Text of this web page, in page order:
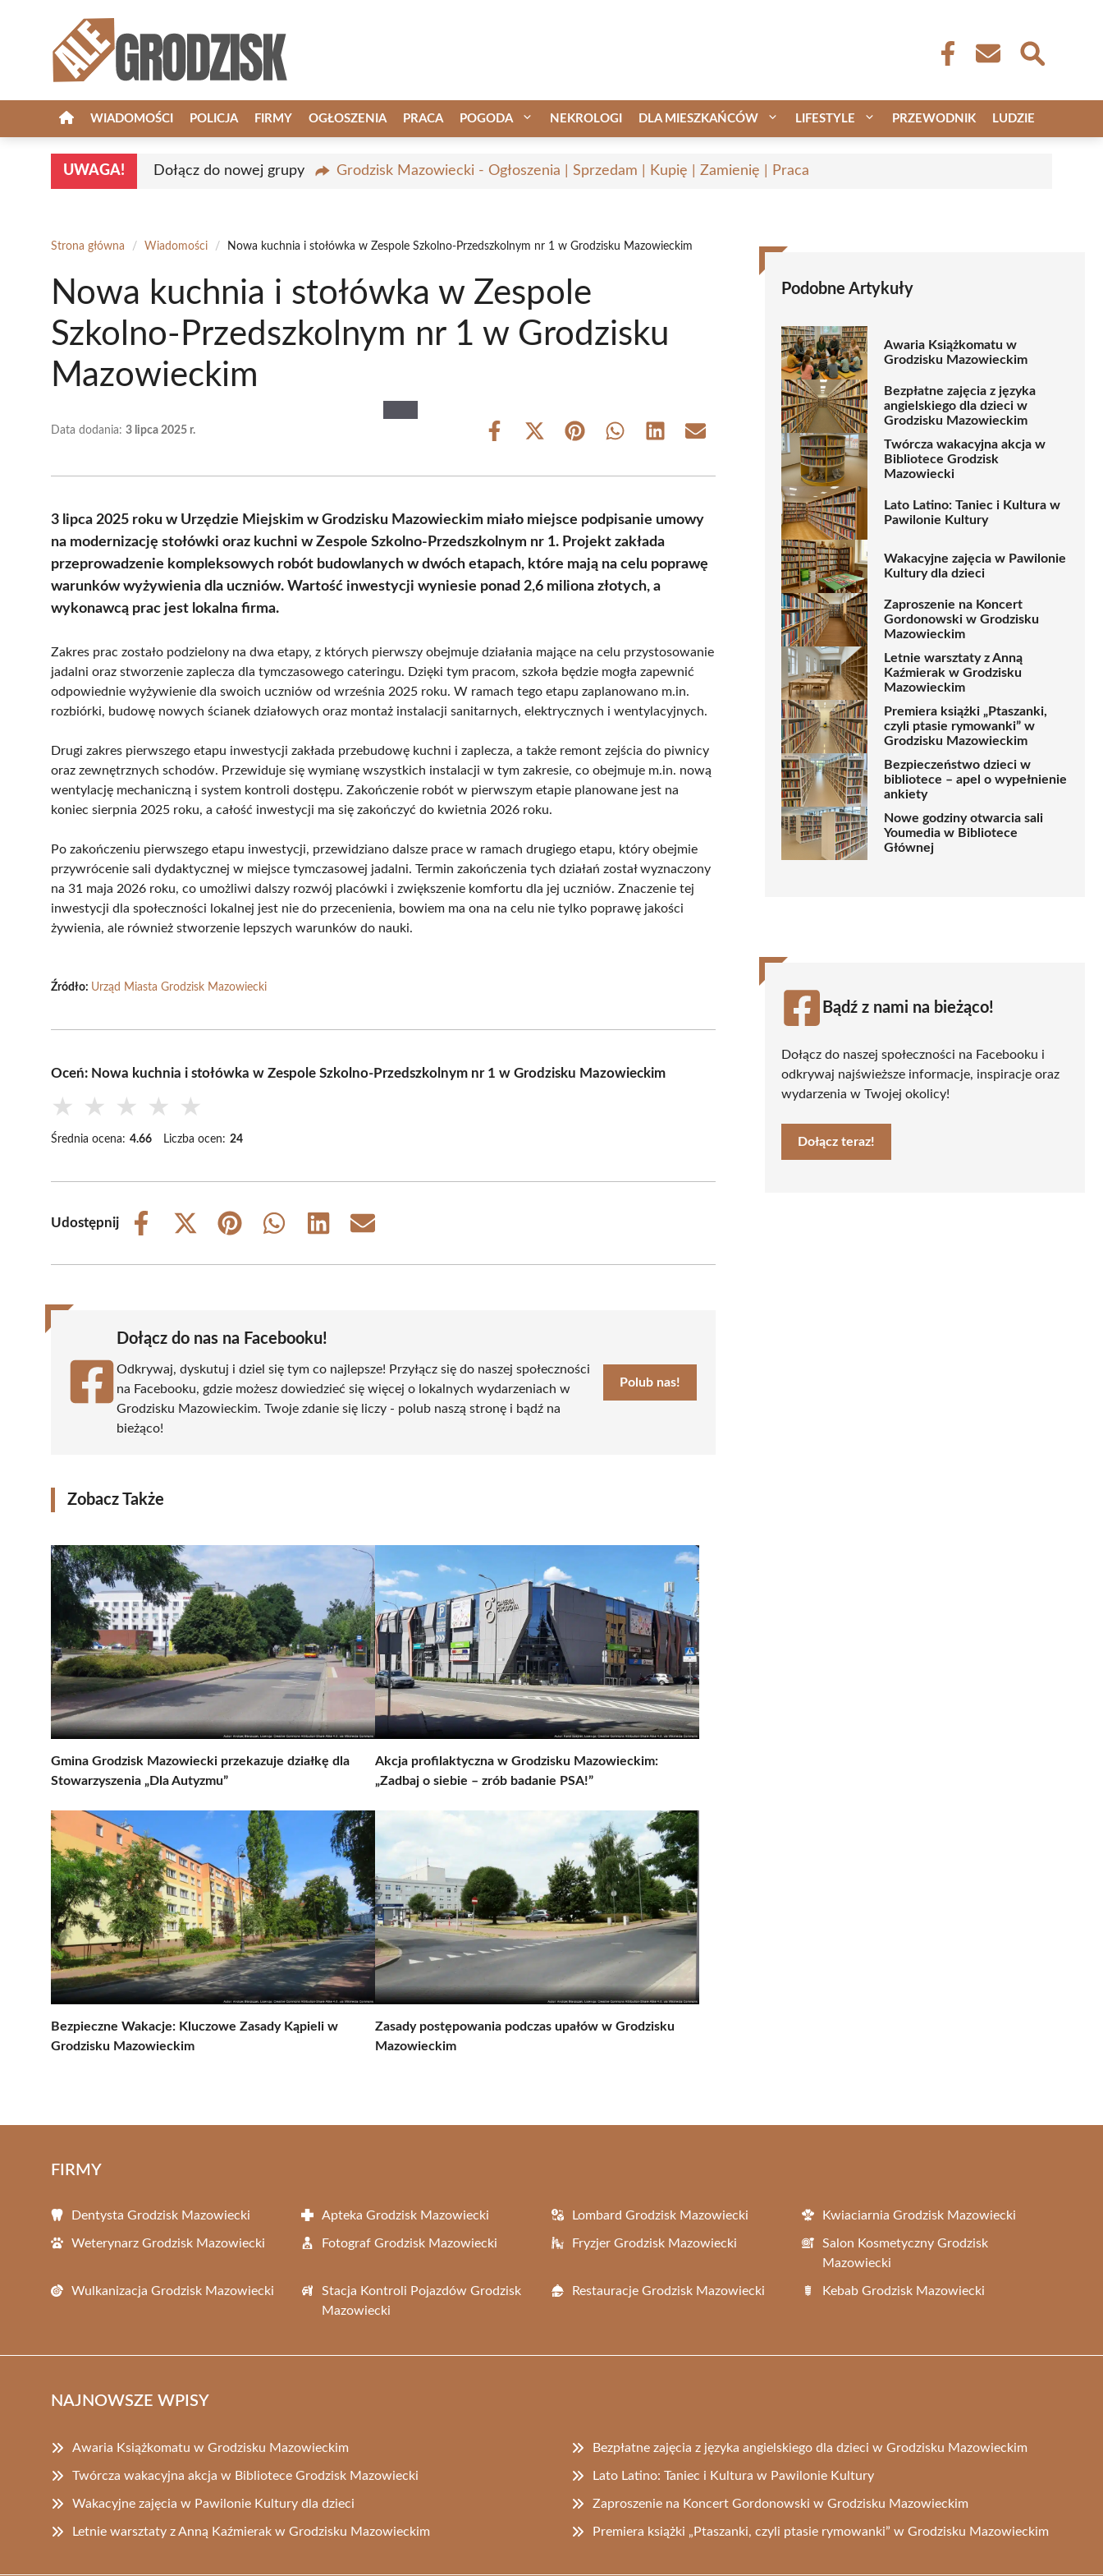
WIADOMOŚCI POLICJA FIRMY OGŁOSZENIA PRACA POGODA NEKROLOGI DLA MIESZKAŃCÓW LIFESTYLE PRZEWODNIK LUDZIE
UWAGA! Dołącz do nowej grupy Grodzisk Mazowiecki - Ogłoszenia | Sprzedam | Kupię | Zamienię | Praca
Strona główna / Wiadomości / Nowa kuchnia i stołówka w Zespole Szkolno-Przedszkolnym nr 1 w Grodzisku Mazowieckim
Nowa kuchnia i stołówka w Zespole
Szkolno-Przedszkolnym nr 1 w Grodzisku
Mazowieckim
Data dodania: 3 lipca 2025 r.
Share
Share
(Twitter)
Share Share Share Share
3 lipca 2025 roku w Urzędzie Miejskim w Grodzisku Mazowieckim miało miejsce podpisanie umowy
na modernizację stołówki oraz kuchni w Zespole Szkolno-Przedszkolnym nr 1. Projekt zakłada
przeprowadzenie kompleksowych robót budowlanych w dwóch etapach, które mają na celu poprawę
warunków wyżywienia dla uczniów. Wartość inwestycji wyniesie ponad 2,6 miliona złotych, a
wykonawcą prac jest lokalna firma.
Zakres prac zostało podzielony na dwa etapy, z których pierwszy obejmuje działania mające na celu przystosowanie
jadalni oraz stworzenie zaplecza dla tymczasowego cateringu. Dzięki tym pracom, szkoła będzie mogła zapewnić
odpowiednie wyżywienie dla swoich uczniów od września 2025 roku. W ramach tego etapu zaplanowano m.in.
rozbiórki, budowę nowych ścianek działowych oraz montaż instalacji sanitarnych, elektrycznych i wentylacyjnych.
Drugi zakres pierwszego etapu inwestycji zakłada przebudowę kuchni i zaplecza, a także remont zejścia do piwnicy
oraz zewnętrznych schodów. Przewiduje się wymianę wszystkich instalacji w tym zakresie, co obejmuje m.in. nową
wentylację mechaniczną i system kontroli dostępu. Zakończenie robót w pierwszym etapie planowane jest na
koniec sierpnia 2025 roku, a całość inwestycji ma się zakończyć do kwietnia 2026 roku.
Po zakończeniu pierwszego etapu inwestycji, przewidziano dalsze prace w ramach drugiego etapu, który obejmie
przywrócenie sali dydaktycznej w miejsce tymczasowej jadalni. Termin zakończenia tych działań został wyznaczony
na 31 maja 2026 roku, co umożliwi dalszy rozwój placówki i zwiększenie komfortu dla jej uczniów. Znaczenie tej
inwestycji dla społeczności lokalnej jest nie do przecenienia, bowiem ma ona na celu nie tylko poprawę jakości
żywienia, ale również stworzenie lepszych warunków do nauki.
Źródło: Urząd Miasta Grodzisk Mazowiecki
Oceń: Nowa kuchnia i stołówka w Zespole Szkolno-Przedszkolnym nr 1 w Grodzisku Mazowieckim
★ ★ ★ ★ ★
Średnia ocena: 4.66 Liczba ocen: 24
Udostępnij
Share
Share
(Twitter)
Share
Share
Share
Share
Dołącz do nas na Facebooku!
Odkrywaj, dyskutuj i dziel się tym co najlepsze! Przyłącz się do naszej społeczności
na Facebooku, gdzie możesz dowiedzieć się więcej o lokalnych wydarzeniach w
Grodzisku Mazowieckim. Twoje zdanie się liczy - polub naszą stronę i bądź na
bieżąco!
Polub nas!
Zobacz Także
Gmina Grodzisk Mazowiecki przekazuje działkę dla
Stowarzyszenia „Dla Autyzmu”
Akcja profilaktyczna w Grodzisku Mazowieckim:
„Zadbaj o siebie – zrób badanie PSA!”
Bezpieczne Wakacje: Kluczowe Zasady Kąpieli w
Grodzisku Mazowieckim
Zasady postępowania podczas upałów w Grodzisku
Mazowieckim
Podobne Artykuły
Awaria Książkomatu w
Grodzisku Mazowieckim
Bezpłatne zajęcia z języka
angielskiego dla dzieci w
Grodzisku Mazowieckim
Twórcza wakacyjna akcja w
Bibliotece Grodzisk
Mazowiecki
Lato Latino: Taniec i Kultura w
Pawilonie Kultury
Wakacyjne zajęcia w Pawilonie
Kultury dla dzieci
Zaproszenie na Koncert
Gordonowski w Grodzisku
Mazowieckim
Letnie warsztaty z Anną
Kaźmierak w Grodzisku
Mazowieckim
Premiera książki „Ptaszanki,
czyli ptasie rymowanki” w
Grodzisku Mazowieckim
Bezpieczeństwo dzieci w
bibliotece – apel o wypełnienie
ankiety
Nowe godziny otwarcia sali
Youmedia w Bibliotece
Głównej
Bądź z nami na bieżąco!
Dołącz do naszej społeczności na Facebooku i
odkrywaj najświeższe informacje, inspiracje oraz
wydarzenia w Twojej okolicy!
Dołącz teraz!
FIRMY
Dentysta Grodzisk Mazowiecki Apteka Grodzisk Mazowiecki Lombard Grodzisk Mazowiecki Kwiaciarnia Grodzisk Mazowiecki
Weterynarz Grodzisk Mazowiecki Fotograf Grodzisk Mazowiecki Fryzjer Grodzisk Mazowiecki
Salon Kosmetyczny Grodzisk
Mazowiecki
Wulkanizacja Grodzisk Mazowiecki
Stacja Kontroli Pojazdów Grodzisk
Mazowiecki
Restauracje Grodzisk Mazowiecki Kebab Grodzisk Mazowiecki
NAJNOWSZE WPISY
Awaria Książkomatu w Grodzisku Mazowieckim Bezpłatne zajęcia z języka angielskiego dla dzieci w Grodzisku Mazowieckim
Twórcza wakacyjna akcja w Bibliotece Grodzisk Mazowiecki Lato Latino: Taniec i Kultura w Pawilonie Kultury
Wakacyjne zajęcia w Pawilonie Kultury dla dzieci Zaproszenie na Koncert Gordonowski w Grodzisku Mazowieckim
Letnie warsztaty z Anną Kaźmierak w Grodzisku Mazowieckim Premiera książki „Ptaszanki, czyli ptasie rymowanki” w Grodzisku Mazowieckim